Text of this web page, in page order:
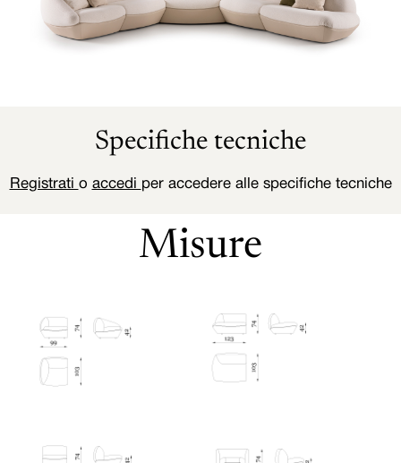
Specifiche tecniche
Registrati o accedi per accedere alle specifiche tecniche
Misure